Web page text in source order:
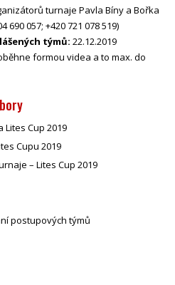
turnaje Pavla Bíny a Bořka
690 057; +420 721 078 519)
týmů: 22.12.2019
formou videa a to max. do
Lites Cup 2019
Cupu 2019
– Lites Cup 2019
postupových týmů